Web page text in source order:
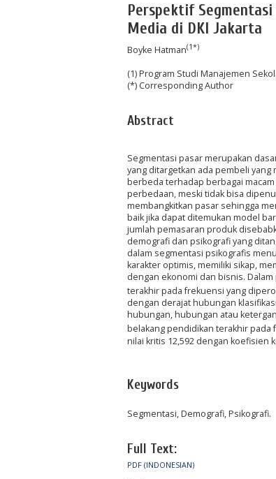
Perspektif
Media di DKI Jakarta
Boyke Hatman(1*)
(1) Program Studi Manajemen
(*) Corresponding Author
Abstract
Segmentasi pasar merupakan
yang ditargetkan ada pembeli yang
berbeda terhadap berbagai
perbedaan, meski tidak bisa
membangkitkan pasar sehingga
baik jika dapat ditemukan model
jumlah pemasaran produk
demografi dan psikografi yang
dalam segmentasi psikografis
karakter optimis, memiliki sikap,
dengan ekonomi dan bisnis.
terakhir pada frekuensi yang
dengan derajat hubungan
hubungan, hubungan atau
belakang pendidikan terakhir pada
nilai kritis 12,592 dengan koefisien
Keywords
Segmentasi, Demografi, Psikografi.
Full Text:
PDF (INDONESIAN)